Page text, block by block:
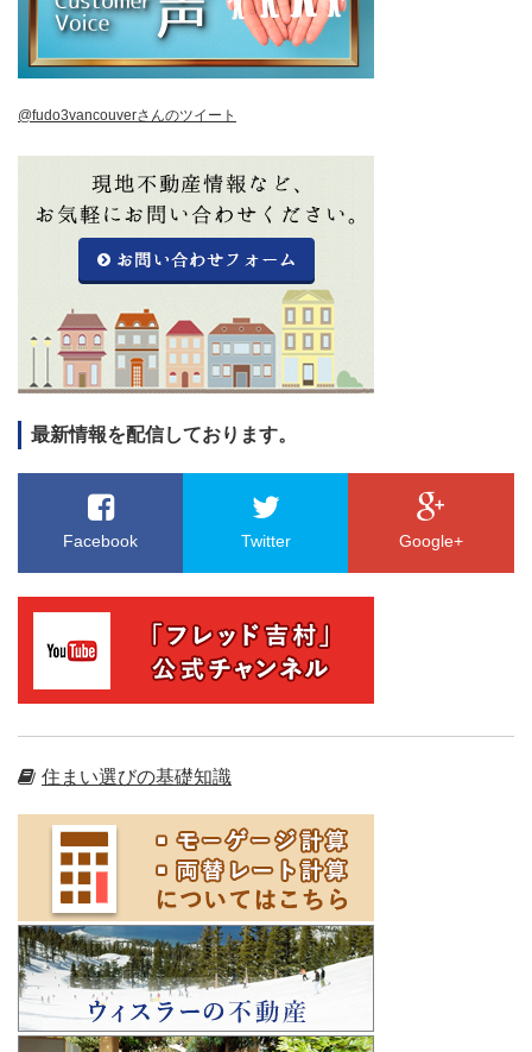
@fudo3vancouverさんのツイート
最新情報を配信しております。
Facebook Twitter Google+
住まい選びの基礎知識